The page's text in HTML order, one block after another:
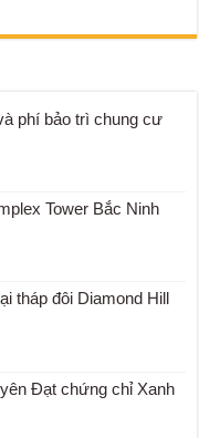
phí bảo trì chung cư
Tower Bắc Ninh
tháp đôi Diamond Hill
Đạt chứng chỉ Xanh